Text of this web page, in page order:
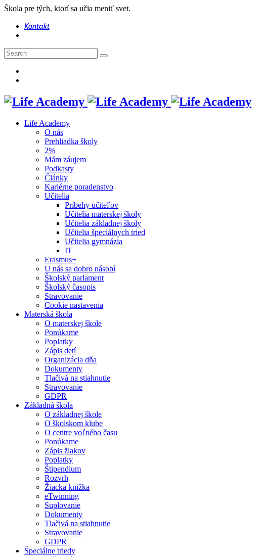
Škola pre tých, ktorí sa učia meniť svet.
Kontakt
Life Academy
O nás
Prehliadka školy
2%
Mám záujem
Podkasty
Články
Kariérne poradenstvo
Učitelia
Príbehy učiteľov
Učitelia materskej školy
Učitelia základnej školy
Učitelia špeciálnych tried
Učitelia gymnázia
IT
Erasmus+
U nás sa dobro násobí
Školský parlament
Školský časopis
Stravovanie
Cookie nastavenia
Materská škola
O materskej škole
Ponúkame
Poplatky
Zápis detí
Organizácia dňa
Dokumenty
Tlačivá na stiahnutie
Stravovanie
GDPR
Základná škola
O základnej škole
O školskom klube
O centre voľného času
Ponúkame
Zápis žiakov
Poplatky
Štipendium
Rozvrh
Žiacka knižka
eTwinning
Suplovanie
Dokumenty
Tlačivá na stiahnutie
Stravovanie
GDPR
Špeciálne triedy